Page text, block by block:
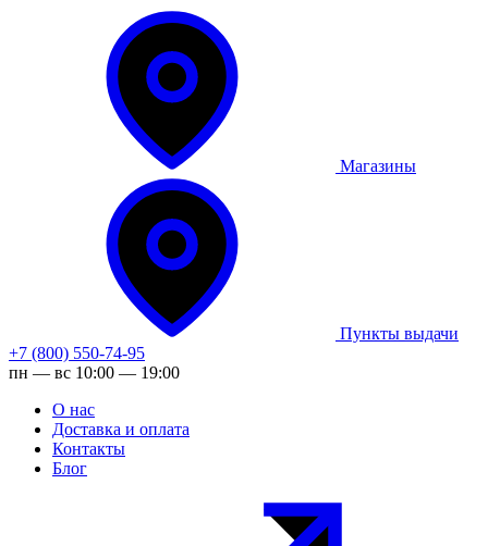
Магазины
Пункты выдачи
+7 (800) 550-74-95
пн — вс 10:00 — 19:00
О нас
Доставка и оплата
Контакты
Блог